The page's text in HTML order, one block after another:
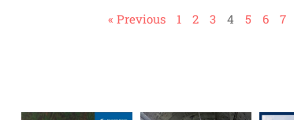
« Previous 1 2 3 4 5 6 7